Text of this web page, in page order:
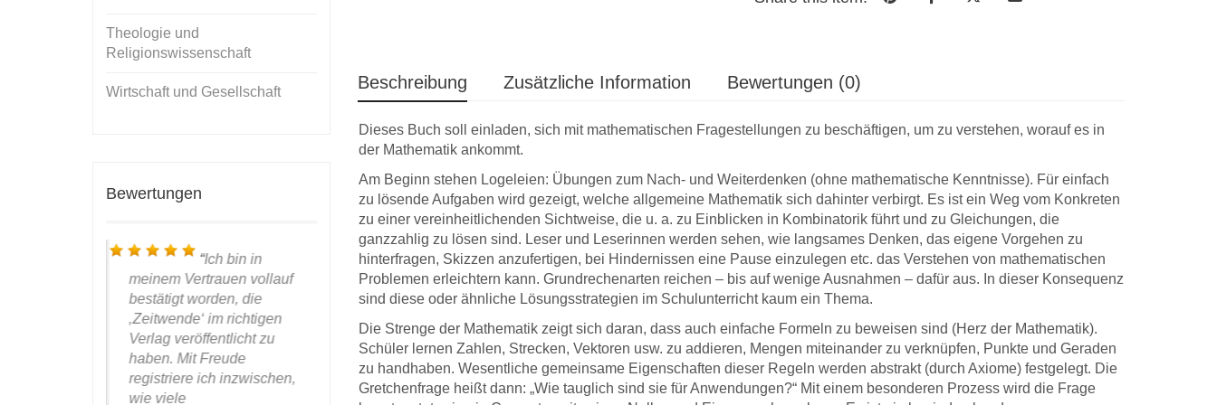
Beschreibung Zusätzliche Information Bewertungen (0)
Dieses Buch soll einladen, sich mit mathematischen Fragestellungen zu beschäftigen, um zu verstehen, worauf es in
der Mathematik ankommt.
Am Beginn stehen Logeleien: Übungen zum Nach- und Weiterdenken (ohne mathematische Kenntnisse). Für einfach
zu lösende Aufgaben wird gezeigt, welche allgemeine Mathematik sich dahinter verbirgt. Es ist ein Weg vom Konkreten
zu einer vereinheitlichenden Sichtweise, die u. a. zu Einblicken in Kombinatorik führt und zu Gleichungen, die
ganzzahlig zu lösen sind. Leser und Leserinnen werden sehen, wie langsames Denken, das eigene Vorgehen zu
hinterfragen, Skizzen anzufertigen, bei Hindernissen eine Pause einzulegen etc. das Verstehen von mathematischen
Problemen erleichtern kann. Grundrechenarten reichen – bis auf wenige Ausnahmen – dafür aus. In dieser Konsequenz
sind diese oder ähnliche Lösungsstrategien im Schulunterricht kaum ein Thema.
Die Strenge der Mathematik zeigt sich daran, dass auch einfache Formeln zu beweisen sind (Herz der Mathematik).
Schüler lernen Zahlen, Strecken, Vektoren usw. zu addieren, Mengen miteinander zu verknüpfen, Punkte und Geraden
zu handhaben. Wesentliche gemeinsame Eigenschaften dieser Regeln werden abstrakt (durch Axiome) festgelegt. Die
Gretchenfrage heißt dann: „Wie tauglich sind sie für Anwendungen?“ Mit einem besonderen Prozess wird die Frage
Theologie und
Religionswissenschaft
Wirtschaft und Gesellschaft
Bewertungen
Ich bin in
meinem Vertrauen vollauf
bestätigt worden, die
‚Zeitwende‘ im richtigen
Verlag veröffentlicht zu
haben. Mit Freude
registriere ich inzwischen,
wie viele
Nachdem ich
nun dasWerk in den
Händen halte, kann ich
einmal für die nicht
aufdringliche, dabei aber
sehr gefällige
Aufmachung –
Lieber Prof.
Gerabek, eben ist hier
das Paket des DWV
zufriedener Kunde und
Autor entnahm diesem
die (wiederum sehr
überzeugend gelungene)
… das
Buch ist heute
angekommen und ich
die schöne
Ausgestaltung! Vielen
Dank für die sorgfältige
und geduldige Arbeit.
… die
Sendung ist gestern
sehr edel aus.
DWV-Autor Priv.-Doz. Dr. Dr.